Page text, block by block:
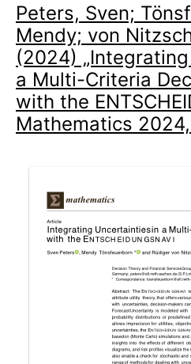
Peters, Sven;
Mendy; von
(2024)
a Multi-Criteria
with the
Mathematics 2024,